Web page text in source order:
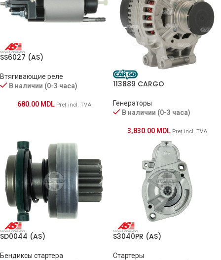
SS6027 (AS)
Втягивающие реле
В наличии (0-3 часа)
680.00 MDL Preț incl. TVA
113889 CARGO
Генераторы
В наличии (0-3 часа)
3,830.00 MDL Preț incl. TVA
SD0044 (AS)
Бендиксы стартера
S3040PR (AS)
Стартеры